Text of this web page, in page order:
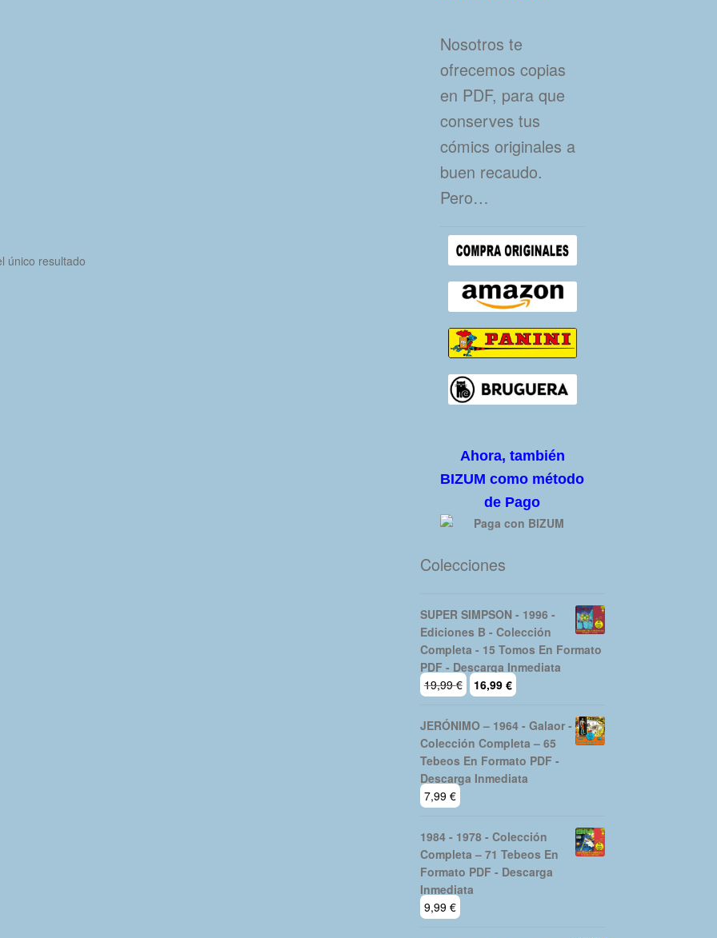
único resultado
Nosotros te
ofrecemos copias
en PDF, para que
conserves tus
cómics originales a
buen recaudo.
Pero…
Ahora, también
BIZUM como método
de Pago
Colecciones
SUPER SIMPSON - 1996 -
Ediciones B - Colección
Completa - 15 Tomos En Formato
PDF - Descarga Inmediata
19,99€
El
precio
original
era:
19,99 €.
16,99 €
actual
16,99 €.
JERÓNIMO – 1964 - Galaor -
Colección Completa – 65
Tebeos En Formato PDF -
Descarga Inmediata
7,99 €
1984 - 1978 - Colección
Completa – 71 Tebeos En
Formato PDF - Descarga
Inmediata
9,99 €